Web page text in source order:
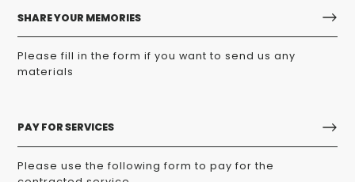
SHARE YOUR MEMORIES
Please fill in the form if you want to send us any
materials
PAY FOR SERVICES
Please use the following form to pay for the